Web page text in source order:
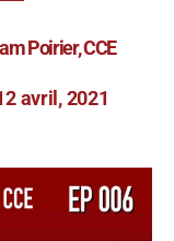
Poirier, CCE
avril, 2021